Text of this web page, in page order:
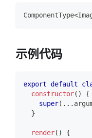
ComponentType<
示例代码
export default
constructor( )
{
super( ...
}
render( )
{